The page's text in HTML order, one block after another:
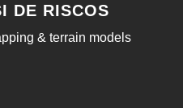
DE RISCOS
& terrain models